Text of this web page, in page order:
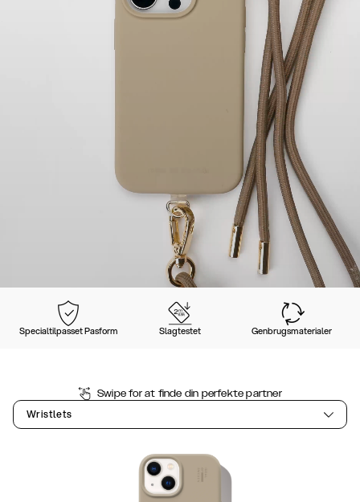
Specialtilpasset Pasform Slagtestet Genbrugsmaterialer
Swipe for at finde din perfekte partner
Wristlets